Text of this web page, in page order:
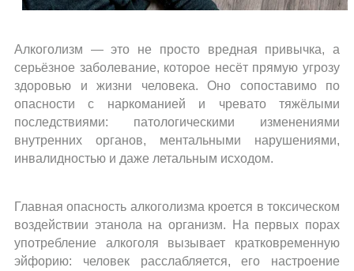
Фотогалерея
Наши специалисты
Цены
Алкоголизм — это не просто вредная привычка, а
серьёзное заболевание, которое несёт прямую угрозу
здоровью и жизни человека. Оно сопоставимо по
опасности с наркоманией и чревато тяжёлыми
последствиями: патологическими изменениями
внутренних органов, ментальными нарушениями,
инвалидностью и даже летальным исходом.
Главная опасность алкоголизма кроется в токсическом
воздействии этанола на организм. На первых порах
употребление алкоголя вызывает кратковременную
эйфорию: человек расслабляется, его настроение